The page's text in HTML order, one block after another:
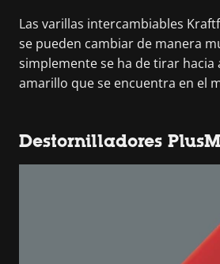
Las varillas intercambiables
se pueden cambiar de manera
simplemente se ha de tirar hacia
amarillo que se encuentra en el
Destornilladores